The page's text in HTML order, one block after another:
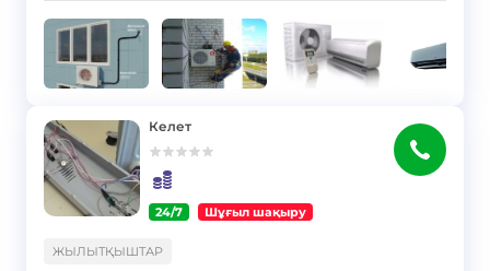
Келет
24/7 Шұғыл шақыру
ЖЫЛЫТҚЫШТАР